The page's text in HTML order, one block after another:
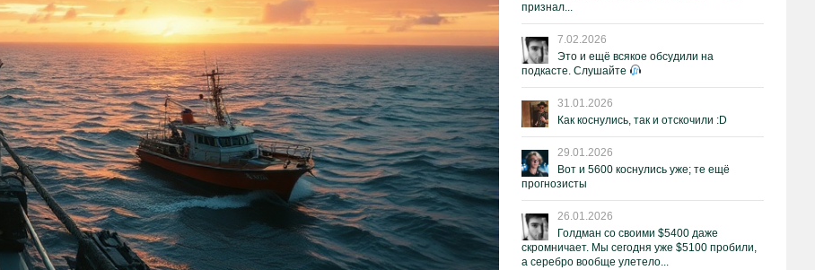
признал...
7.02.2026
Это и ещё всякое обсудили на
подкасте. Слушайте
31.01.2026
Как коснулись, так и отскочили :D
29.01.2026
Вот и 5600 коснулись уже; те ещё
прогнозисты
26.01.2026
Голдман со своими $5400 даже
скромничает. Мы сегодня уже $5100 пробили,
а серебро вообще улетело...